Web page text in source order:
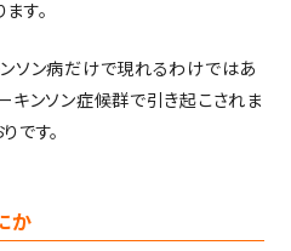
す。
ソン病だけで現れるわけではあ
キンソン症候群で引き起こされま
です。
か